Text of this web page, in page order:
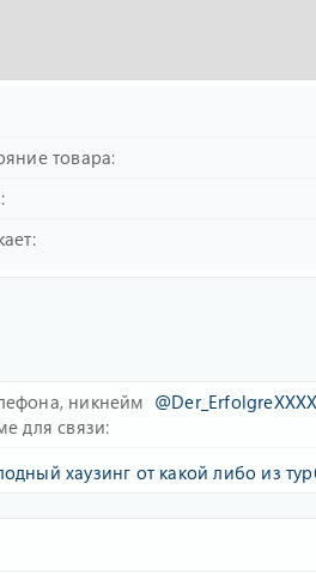
товара
никнейм
для связи
@Der_ErfolgreXXXX
хаузинг от какой либо из